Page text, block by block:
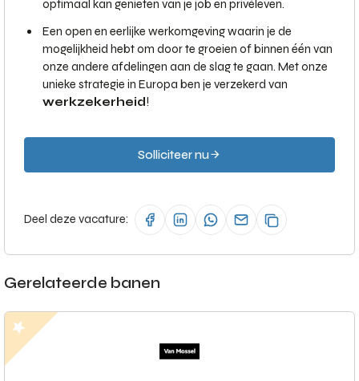
optimaal kan genieten van je job en privéleven.
Een open en eerlijke werkomgeving waarin je de
mogelijkheid hebt om door te groeien of binnen één van
onze andere afdelingen aan de slag te gaan. Met onze
unieke strategie in Europa ben je verzekerd van
werkzekerheid!
Solliciteer nu
Deel deze vacature:
Gerelateerde banen